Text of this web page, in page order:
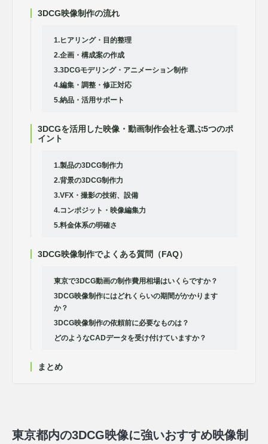
3DCG映像制作の流れ
1.ヒアリング・目的整理
2.企画・構成案の作成
3.3DCGモデリング・アニメーション制作
4.編集・調整・修正対応
5.納品・活用サポート
3DCGを活用した映像・動画制作会社を選ぶ5つのポ
イント
1.製品の3DCG制作力
2.背景の3DCG制作力
3.VFX・撮影の技術、設備
4.コンポジット・映像編集力
5.料金体系の明確さ
3DCG映像制作でよくある質問（FAQ）
東京で3DCG動画の制作費用相場はいくらですか？
3DCG映像制作にはどれくらいの期間がかかります
か？
3DCG映像制作の依頼前に必要なものは？
どのようなCADデータを受け付けていますか？
まとめ
東京都内の3DCG映像に強いおすすめ映像制